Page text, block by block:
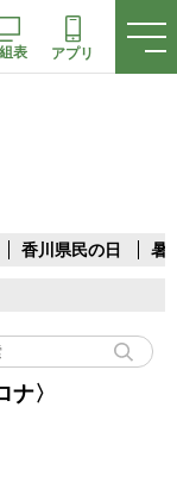
表 アプリ
香川県民の日 暑
〉